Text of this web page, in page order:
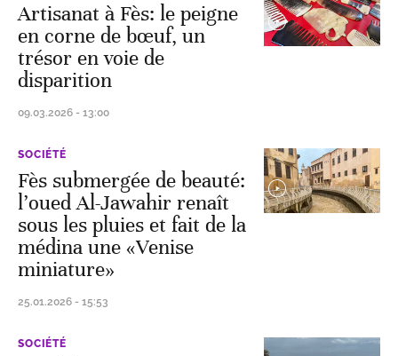
Artisanat à Fès: le peigne
en corne de bœuf, un
trésor en voie de
disparition
09.03.2026 - 13:00
SOCIÉTÉ
Fès submergée de beauté:
l’oued Al-Jawahir renaît
sous les pluies et fait de la
médina une «Venise
miniature»
25.01.2026 - 15:53
SOCIÉTÉ